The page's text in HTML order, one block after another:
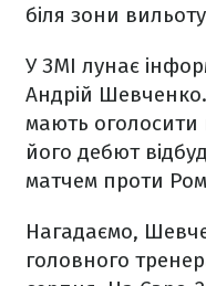
біля зони
У ЗМІ лунає
Андрій
мають
його дебют
матчем проти
Нагадаємо,
головного